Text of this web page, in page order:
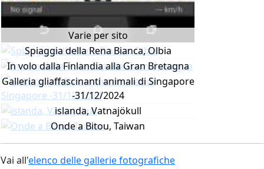
Varie per sito
Spiaggia della Rena Bianca, Olbia
In volo dalla Finlandia alla Gran Bretagna
Galleria gliaffascinanti animali di Singapore
-31/12/2024
islanda, Vatnajökull
Onde a Bitou, Taiwan
Vai all'elenco delle gallerie fotografiche